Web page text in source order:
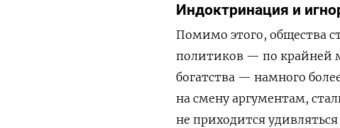
Индоктринация и
Помимо этого, общества
политиков — по крайней
богатства — намного
на смену аргументам,
не приходится